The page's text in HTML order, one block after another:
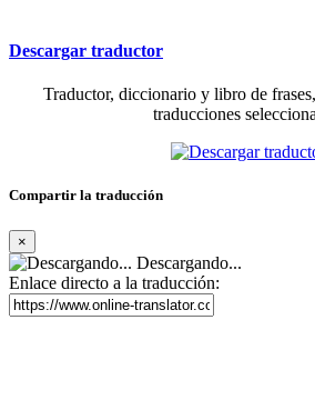
Descargar traductor
Traductor, diccionario y libro de
traducciones
Compartir la traducción
×
Descargando...
Enlace directo a la traducción: